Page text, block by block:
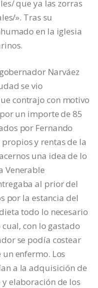
que ya las zorras
». Tras su
en la iglesia
Narváez
se vio
contrajo con motivo
un importe de 85
por Fernando
y rentas de la
una idea de lo
Venerable
al prior del
por la estancia del
todo lo necesario
con lo gastado
se podía costear
enfermo. Los
a la adquisición de
elaboración de los